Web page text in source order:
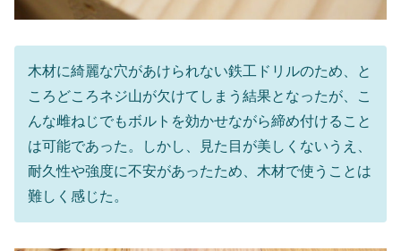
木材に綺麗な穴があけられない鉄工ドリルのため、と
ころどころネジ山が欠けてしまう結果となったが、こ
んな雌ねじでもボルトを効かせながら締め付けること
は可能であった。しかし、見た目が美しくないうえ、
耐久性や強度に不安があったため、木材で使うことは
難しく感じた。